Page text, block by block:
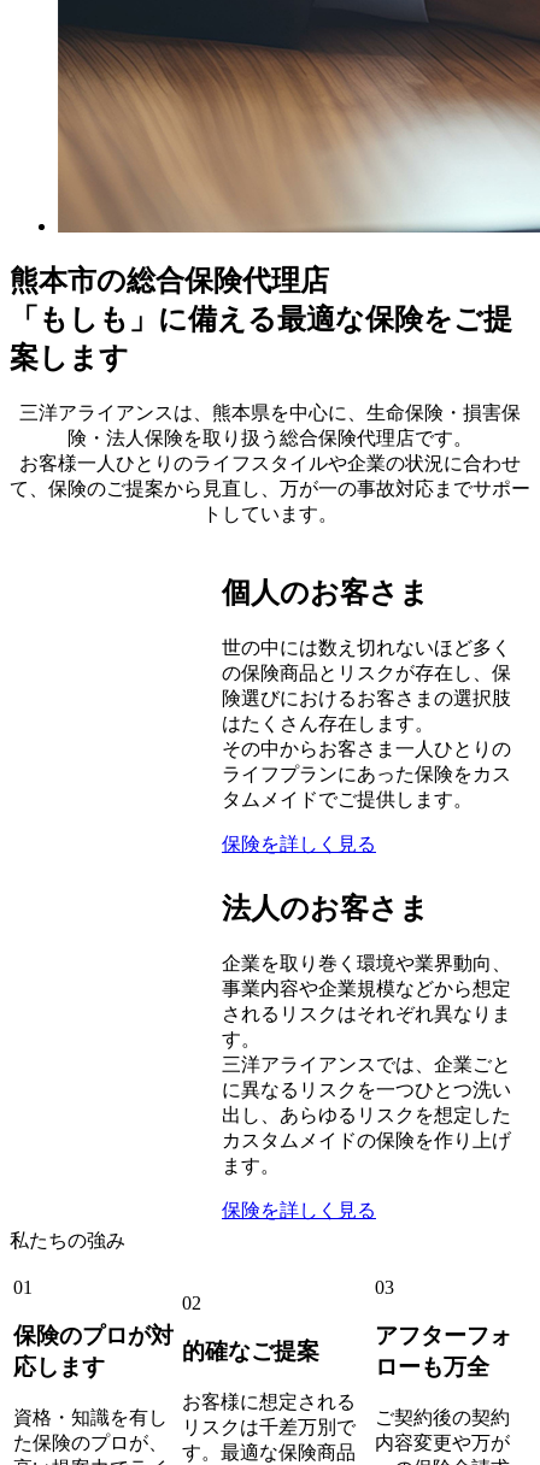
熊本市の総合保険代理店
「もしも」に備える最適な保険をご提
案します
三洋アライアンスは、熊本県を中心に、生命保険・損害保
険・法人保険を取り扱う総合保険代理店です。
お客様一人ひとりのライフスタイルや企業の状況に合わせ
て、保険のご提案から見直し、万が一の事故対応までサポー
トしています。
個人のお客さま
世の中には数え切れないほど多く
の保険商品とリスクが存在し、保
険選びにおけるお客さまの選択肢
はたくさん存在します。
その中からお客さま一人ひとりの
ライフプランにあった保険をカス
タムメイドでご提供します。
保険を詳しく見る
法人のお客さま
企業を取り巻く環境や業界動向、
事業内容や企業規模などから想定
されるリスクはそれぞれ異なりま
す。
三洋アライアンスでは、企業ごと
に異なるリスクを一つひとつ洗い
出し、あらゆるリスクを想定した
カスタムメイドの保険を作り上げ
ます。
保険を詳しく見る
私たちの強み
01
保険のプロが対
応します
資格・知識を有し
た保険のプロが、
02
的確なご提案
お客様に想定される
リスクは千差万別で
す。最適な保険商品
03
アフターフォ
ローも万全
ご契約後の契約
内容変更や万が